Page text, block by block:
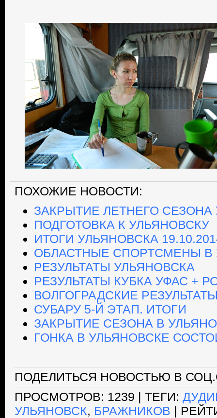
ПОХОЖИЕ НОВОСТИ:
ЗАКРЫТИЕ ЛЕТНЕГО СЕЗОНА
ПОДГОТОВКА К УЛЬЯНОВСКУ
ИТОГИ УЛЬЯНОВСКА
ОБЛАСТНЫЕ СПОРТСМЕНЫ В
РЕЗУЛЬТАТЫ УЛЬЯНОВСКА
РЕЗУЛЬТАТЫ КУБКА УФАС +
ВОЛГОГРАДСКИЕ РЕЗУЛЬТАТЫ
СУБАРУ 5-Й ЭТАП. ИТОГИ
ЗАКРЫТИЕ СЕЗОНА В
ГОНКА В УЛЬЯНОВСКЕ
ПОДЕЛИТЬСЯ НОВОСТЬЮ В
ПРОСМОТРОВ: 1239 | ТЕГИ:
УЛЬЯНОВСК, БРАЖНИКОВ |